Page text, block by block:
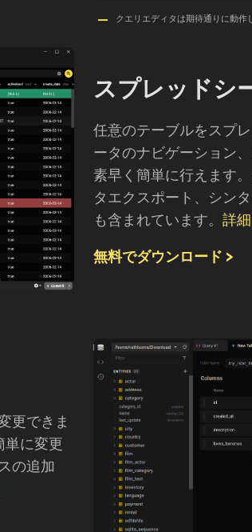
クエリエディタは期待通りに動作
スプレッドシ
任意のテーブルをスプ
ータのナビゲーション
素早く簡単に行えます
タエクスポート、シン
も含まれています。 詳
無料でダウンロード >
更できま
単に変更
の追加